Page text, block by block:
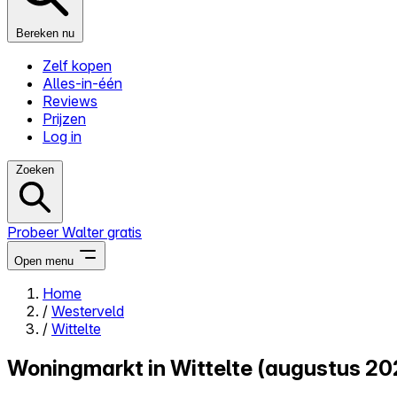
Bereken nu
Zelf kopen
Alles-in-één
Reviews
Prijzen
Log in
Zoeken
Probeer Walter gratis
Open menu
Close menu
Home
/ Westerveld
/ Wittelte
Woningmarkt in Wittelte (augustus